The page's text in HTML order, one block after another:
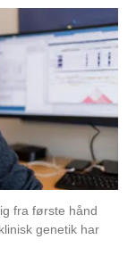
fra første hånd
genetik har